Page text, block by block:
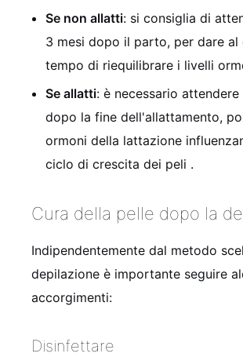
Se non allatti: si consiglia di
3 mesi dopo il parto, per dare al
tempo di riequilibrare i livelli
Se allatti: è necessario
dopo la fine dell'allattamento,
ormoni della lattazione
ciclo di crescita dei peli .
Cura della pelle dopo la
Indipendentemente dal metodo
depilazione è importante seguire
accorgimenti:
Disinfettare